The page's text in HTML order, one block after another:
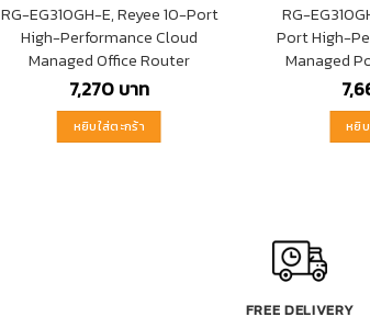
RG-EG310GH-E, Reyee 10-Port
High-Performance Cloud
Managed Office Router
7,270บาท
หยิบใส่ตะกร้า
RG-
Port High-
Managed
หยิ
FREE DELIVERY